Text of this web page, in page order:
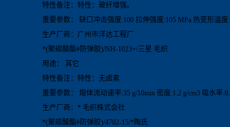
特性备注：特性：玻纤增强。
重要参数： 缺口冲击强度:100 拉伸强度:105 MPa 热变形温
生产厂商：广州市洋达工程厂
*(聚碳酸酯#防弹胶)/NH-1023+/三星 毛织
用途： 其它
特性备注：特性：无卤素
重要参数： 熔体流动速率:35 g/10min 密度:1.2 g/cm3 吸水
生产厂商：* 毛织株式会社
*(聚碳酸酯#防弹胶)/4702-15/*陶氏